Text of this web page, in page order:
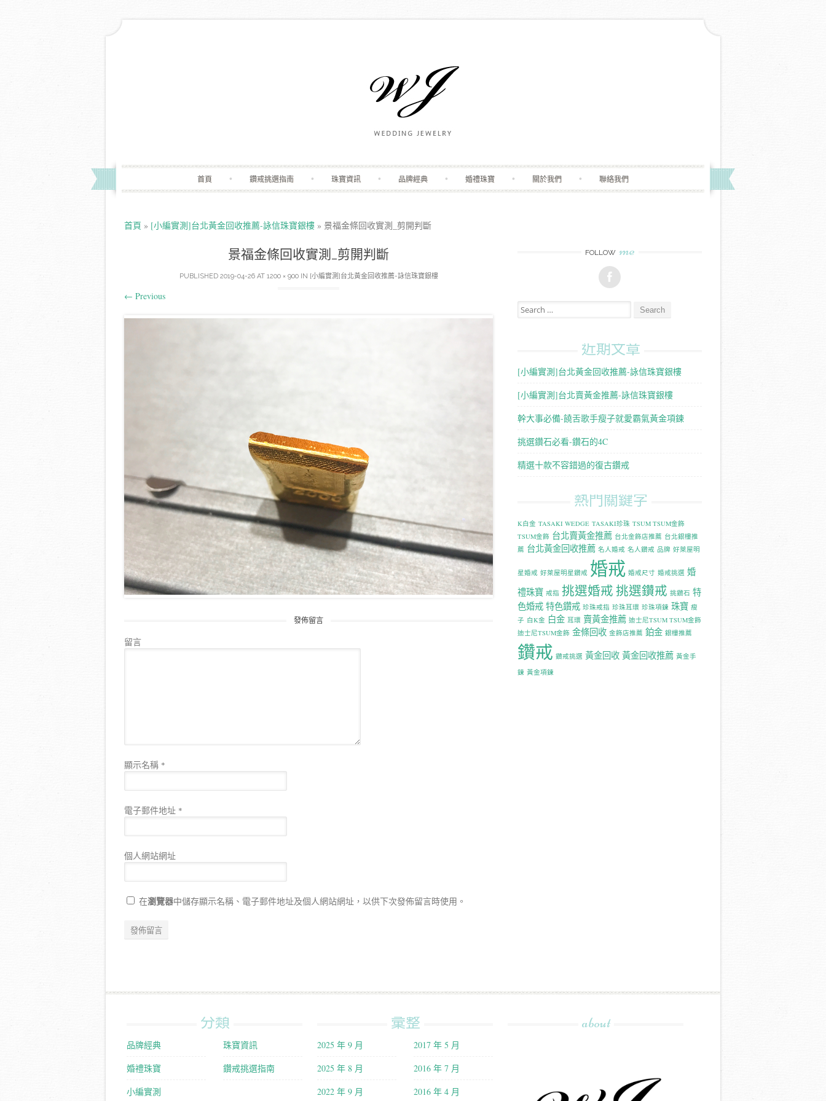
首頁 鑽戒挑選指南 珠寶資訊 品牌經典 婚禮珠寶 關於我們 聯絡我們
首頁 » [小編實測]台北黃金回收推薦-詠信珠寶銀樓 » 景福金條回收實測_剪開判斷
景福金條回收實測_剪開判斷
PUBLISHED 2019-04-26AT 1200 × 900IN [小編實測]台北黃金回收推薦-詠信珠寶銀樓
← Previous
發佈留言
留言
顯示名稱 *
電子郵件地址 *
個人網站網址
在瀏覽器中儲存顯示名稱、電子郵件地址及個人網站網址，以供下次發佈留言時使用。
FOLLOW me
Search for:
近期文章
[小編實測]台北黃金回收推薦-詠信珠寶銀樓
[小編實測]台北賣黃金推薦-詠信珠寶銀樓
幹大事必備-饒舌歌手瘦子就愛霸氣黃金項鍊
挑選鑽石必看-鑽石的4C
精選十款不容錯過的復古鑽戒
熱門關鍵字
K白金 TASAKI WEDGE TASAKI珍珠 TSUM TSUM金飾
TSUM金飾 台北賣黃金推薦 台北金飾店推薦 台北銀樓推
薦 台北黃金回收推薦 名人婚戒 名人鑽戒 品牌 好萊屋明
星婚戒 好萊屋明星鑽戒 婚戒 婚戒尺寸 婚戒挑選 婚
禮珠寶 戒指 挑選婚戒挑選鑽戒 挑鑽石 特
色婚戒 特色鑽戒 珍珠戒指 珍珠耳環 珍珠項鍊 珠寶 瘦
子 白K金 白金 耳環 賣黃金推薦 迪士尼TSUM TSUM金飾
迪士尼TSUM金飾 金條回收 金飾店推薦 鉑金 銀樓推薦
鑽戒 鑽戒挑選 黃金回收 黃金回收推薦 黃金手
鍊 黃金項鍊
分類
品牌經典
婚禮珠寶
小編實測
珠寶資訊
鑽戒挑選指南
彙整
2025 年 9 月
2025 年 8 月
2022 年 9 月
2017 年 5 月
2016 年 7 月
2016 年 4 月
about